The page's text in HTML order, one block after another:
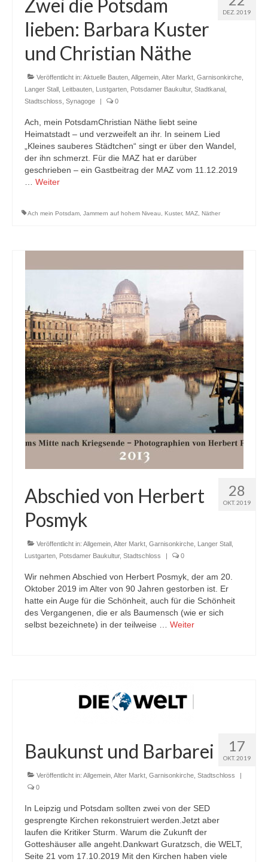
DEZ. 2019
Zwei die Potsdam
lieben: Barbara Kuster
und Christian Näthe
Veröffentlicht in: Aktuelle Bauten Allgemein Alter Markt Garnisonkirche
Langer Stall Leitbauten Lustgarten Potsdamer Baukultur, Stadtkanal
Stadtschloss Synagoge | 0
Ach, mein PotsdamChristian Näthe liebt seine
Heimatstadt – und verzweifelt an ihr. In seinem Lied
„Kleines sauberes Städtchen“ singt er über den Wandel,
der ihn schmerzt. Für die MAZ hat er darüber
geschrieben – ein Gastbeitrag der MAZ vom 11.12.2019
Weiter
Ach mein Potsdam Jammern auf hohem Niveau Kuster, MAZ Näther
28
OKT. 2019
Abschied von Herbert
Posmyk
Veröffentlicht in: Allgemein Alter Markt Garnisonkirche Langer Stall
Lustgarten Potsdamer Baukultur, Stadtschloss | 0
Wir nehmen Abschied von Herbert Posmyk, der am 20.
Oktober 2019 im Alter von 90 Jahren gestorben ist. Er
hatte ein Auge für die Schönheit, auch für die Schönheit
des Vergangenen, die er als Baumensch (wie er sich
selbst bezeichnete) in der teilweise … Weiter
17
OKT. 2019
Baukunst und Barbarei
Veröffentlicht in: Allgemein Alter Markt Garnisonkirche Stadtschloss
|
0
In Leipzig und Potsdam sollten zwei von der SED
gesprengte Kirchen rekonstruiert werden.Jetzt aber
laufen die Kritiker Sturm. Warum die Zukunft der
Gotteshäuser alle angeht.Dankwart Guratzsch, die WELT,
Seite 21 vom 17.10.2019 Mit den Kirchen haben viele